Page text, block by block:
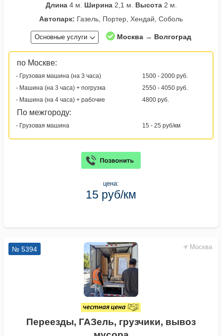
Длина4 м. Ширина2,1 м. Высота2 м.
Автопарк: Газель, Портер, Хендай, Соболь
Основные услуги Москва → Волгоград
по Москве:
- Грузовая машина (на 3 часа)
1500 - 2000 руб.
- Машина (на 3 часа) + погрузка
2550 - 4050 руб.
- Машина (на 4 часа) + рабочие
4800 руб.
По межгороду:
- Грузовая машина 15 - 25 руб/км
цена:
15 руб/км
Москва
№ 5394
Переезды, ГАЗель, грузчики, вывоз